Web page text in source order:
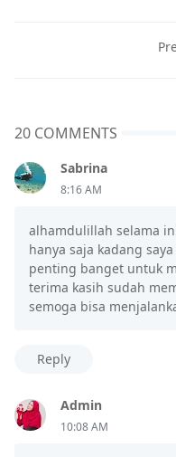
20 COMMENTS
Sabrina
8:16 AM
alhamdulillah selama
hanya saja kadang
penting banget untuk
terima kasih sudah
semoga bisa
Reply
Admin
10:08 AM